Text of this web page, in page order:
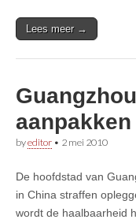
Lees meer →
aanpakken
byeditor • 2 mei 2010
De hoofdstad van
in China straffen
wordt de haalbaarheid